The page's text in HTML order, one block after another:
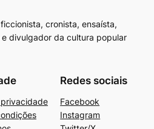
cronista, ensaísta,
divulgador da cultura popular
Redes sociais
Facebook
Instagram